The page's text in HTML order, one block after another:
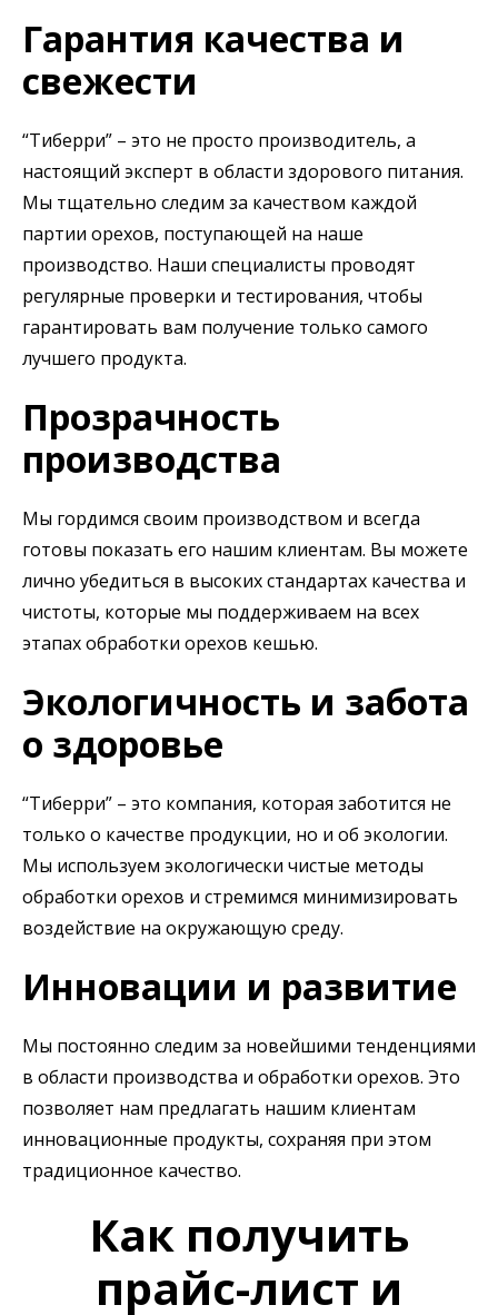
Гарантия качества и
свежести
“Тиберри” – это не просто производитель, а
настоящий эксперт в области здорового питания.
Мы тщательно следим за качеством каждой
партии орехов, поступающей на наше
производство. Наши специалисты проводят
регулярные проверки и тестирования, чтобы
гарантировать вам получение только самого
лучшего продукта.
Прозрачность
производства
Мы гордимся своим производством и всегда
готовы показать его нашим клиентам. Вы можете
лично убедиться в высоких стандартах качества и
чистоты, которые мы поддерживаем на всех
этапах обработки орехов кешью.
Экологичность и забота
о здоровье
“Тиберри” – это компания, которая заботится не
только о качестве продукции, но и об экологии.
Мы используем экологически чистые методы
обработки орехов и стремимся минимизировать
воздействие на окружающую среду.
Инновации и развитие
Мы постоянно следим за новейшими тенденциями
в области производства и обработки орехов. Это
позволяет нам предлагать нашим клиентам
инновационные продукты, сохраняя при этом
традиционное качество.
Как получить
прайс-лист и